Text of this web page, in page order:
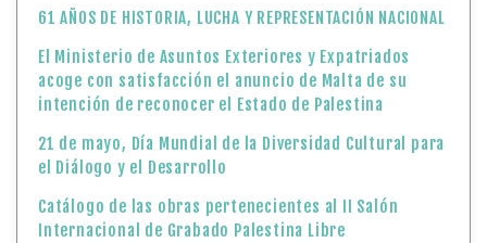
61 AÑOS DE HISTORIA, LUCHA Y REPRESENTACIÓN NACIONAL
El Ministerio de Asuntos Exteriores y Expatriados
acoge con satisfacción el anuncio de Malta de su
intención de reconocer el Estado de Palestina
21 de mayo, Día Mundial de la Diversidad Cultural para
el Diálogo y el Desarrollo
Catálogo de las obras pertenecientes al II Salón
Internacional de Grabado Palestina Libre